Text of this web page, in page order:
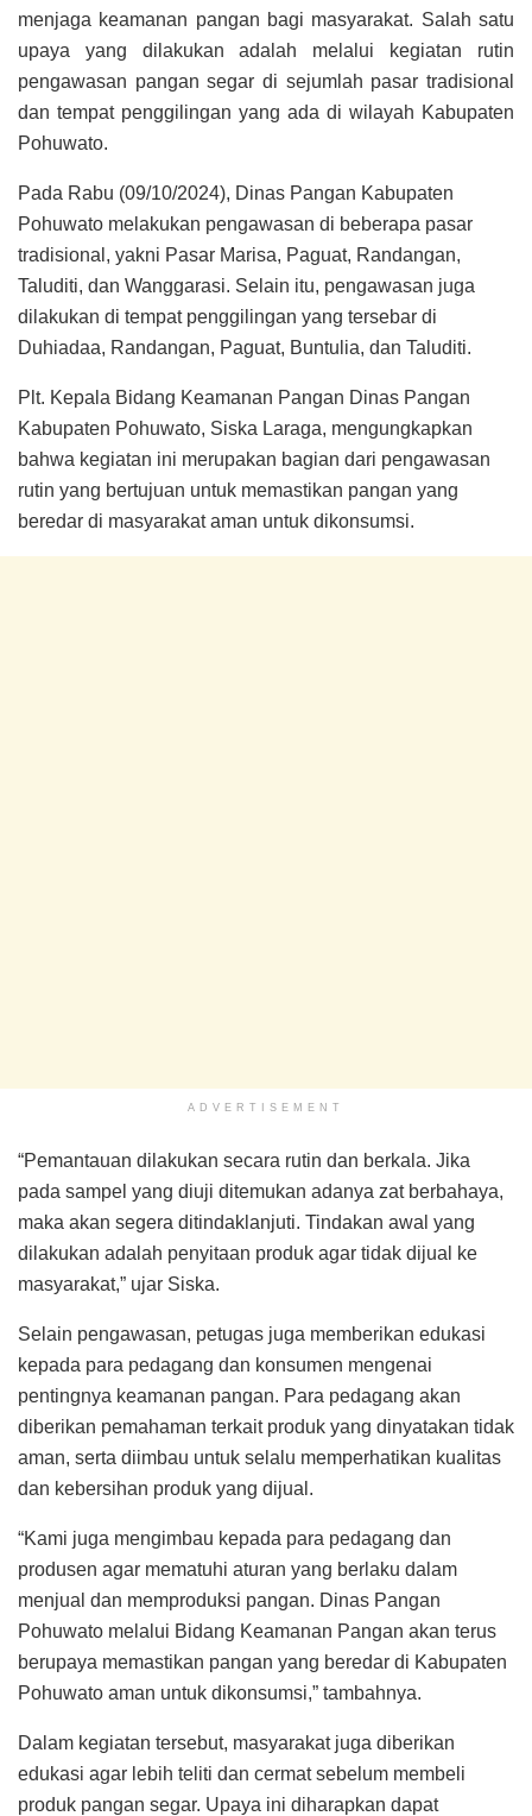
menjaga keamanan pangan bagi masyarakat. Salah satu
upaya yang dilakukan adalah melalui kegiatan rutin
pengawasan pangan segar di sejumlah pasar tradisional
dan tempat penggilingan yang ada di wilayah Kabupaten
Pohuwato.
Pada Rabu (09/10/2024), Dinas Pangan Kabupaten
Pohuwato melakukan pengawasan di beberapa pasar
tradisional, yakni Pasar Marisa, Paguat, Randangan,
Taluditi, dan Wanggarasi. Selain itu, pengawasan juga
dilakukan di tempat penggilingan yang tersebar di
Duhiadaa, Randangan, Paguat, Buntulia, dan Taluditi.
Plt. Kepala Bidang Keamanan Pangan Dinas Pangan
Kabupaten Pohuwato, Siska Laraga, mengungkapkan
bahwa kegiatan ini merupakan bagian dari pengawasan
rutin yang bertujuan untuk memastikan pangan yang
beredar di masyarakat aman untuk dikonsumsi.
ADVERTISEMENT
“Pemantauan dilakukan secara rutin dan berkala. Jika
pada sampel yang diuji ditemukan adanya zat berbahaya,
maka akan segera ditindaklanjuti. Tindakan awal yang
dilakukan adalah penyitaan produk agar tidak dijual ke
masyarakat,” ujar Siska.
Selain pengawasan, petugas juga memberikan edukasi
kepada para pedagang dan konsumen mengenai
pentingnya keamanan pangan. Para pedagang akan
diberikan pemahaman terkait produk yang dinyatakan tidak
aman, serta diimbau untuk selalu memperhatikan kualitas
dan kebersihan produk yang dijual.
“Kami juga mengimbau kepada para pedagang dan
produsen agar mematuhi aturan yang berlaku dalam
menjual dan memproduksi pangan. Dinas Pangan
Pohuwato melalui Bidang Keamanan Pangan akan terus
berupaya memastikan pangan yang beredar di Kabupaten
Pohuwato aman untuk dikonsumsi,” tambahnya.
Dalam kegiatan tersebut, masyarakat juga diberikan
edukasi agar lebih teliti dan cermat sebelum membeli
produk pangan segar. Upaya ini diharapkan dapat